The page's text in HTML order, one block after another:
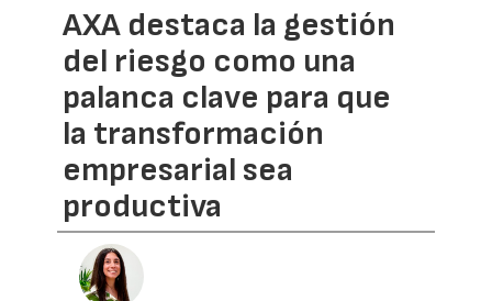
AXA destaca la gestión
del riesgo como una
palanca clave para que
la transformación
empresarial sea
productiva